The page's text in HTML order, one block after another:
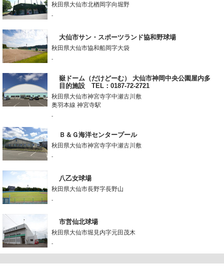
秋田県大仙市北楢岡字向堀野
-
大仙市サン・スポーツランド協和野球場
秋田県大仙市協和船岡字大袋
-
嶽ドーム（だけどーむ） 大仙市神岡中央公園屋内多
目的施設 TEL：0187-72-2721
秋田県大仙市神宮寺字中瀬古川敷
奥羽本線 神宮寺駅
-
Ｂ＆Ｇ海洋センタープール
秋田県大仙市神宮寺字中瀬古川敷
-
八乙女球場
秋田県大仙市長野字長野山
-
市営仙北球場
秋田県大仙市堀見内字元田茂木
-